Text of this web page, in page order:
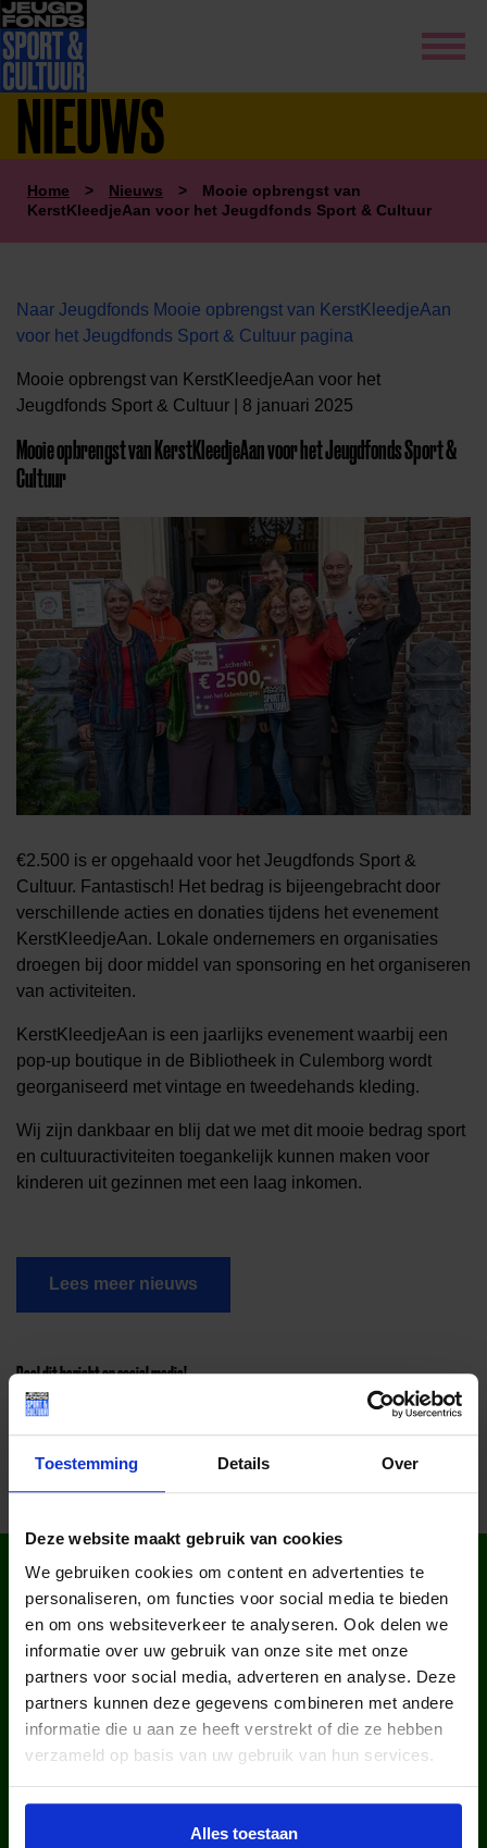
Toestemming Details Over
Deze website maakt gebruik van cookies
We gebruiken cookies om content en advertenties te
personaliseren, om functies voor social media te bieden
en om ons websiteverkeer te analyseren. Ook delen we
informatie over uw gebruik van onze site met onze
partners voor social media, adverteren en analyse. Deze
partners kunnen deze gegevens combineren met andere
informatie die u aan ze heeft verstrekt of die ze hebben
verzameld op basis van uw gebruik van hun services.
Alles toestaan
NIEUWS
Home > Nieuws >
Mooie opbrengst van
KerstKleedjeAan voor het Jeugdfonds Sport & Cultuur
Naar Jeugdfonds Mooie opbrengst van KerstKleedjeAan
voor het Jeugdfonds Sport & Cultuur pagina
Mooie opbrengst van KerstKleedjeAan voor het
Jeugdfonds Sport & Cultuur | 8 januari 2025
Mooie opbrengst van KerstKleedjeAan voor het Jeugdfonds Sport &
Cultuur
€2.500 is er opgehaald voor het Jeugdfonds Sport &
Cultuur. Fantastisch! Het bedrag is bijeengebracht door
verschillende acties en donaties tijdens het evenement
KerstKleedjeAan. Lokale ondernemers en organisaties
droegen bij door middel van sponsoring en het organiseren
van activiteiten.
KerstKleedjeAan is een jaarlijks evenement waarbij een
pop-up boutique in de Bibliotheek in Culemborg wordt
georganiseerd met vintage en tweedehands kleding.
Wij zijn dankbaar en blij dat we met dit mooie bedrag sport
en cultuuractiviteiten toegankelijk kunnen maken voor
kinderen uit gezinnen met een laag inkomen.
Lees meer nieuws
Deel dit bericht op social media!
WIST JE DAT IN
NEDERLAND?
kinderen en jongeren werden in
2025 via ons lid van een club.